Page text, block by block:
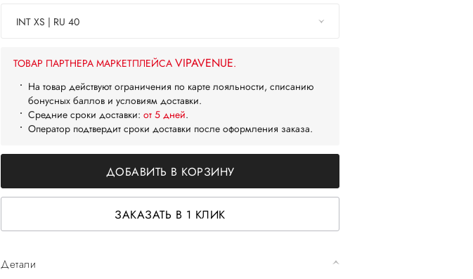
INT XS | RU 40
ТОВАР ПАРТНЕРА МАРКЕТПЛЕЙСА VIPAVENUE.
На товар действуют ограничения по карте лояльности, списанию
бонусных баллов и условиям доставки.
Средние сроки доставки: от 5 дней.
Оператор подтвердит сроки доставки после оформления заказа.
ДОБАВИТЬ В КОРЗИНУ
ЗАКАЗАТЬ В 1 КЛИК
Детали